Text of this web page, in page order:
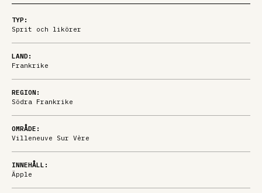
TYP:
Sprit och likörer
LAND:
Frankrike
REGION:
Södra Frankrike
OMRÅDE:
Villeneuve Sur Vère
INNEHÅLL:
Äpple